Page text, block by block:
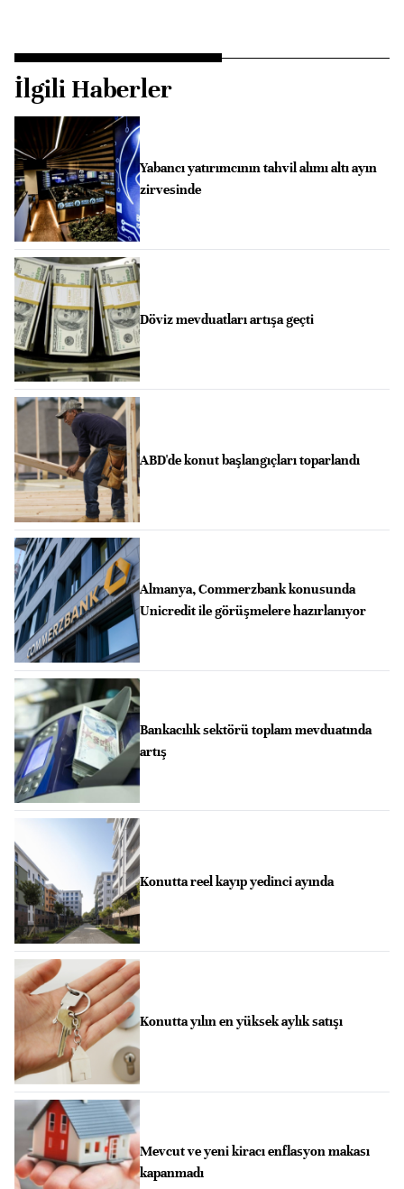
İlgili Haberler
Yabancı yatırımcının tahvil alımı altı ayın
zirvesinde
Döviz mevduatları artışa geçti
ABD'de konut başlangıçları toparlandı
Almanya, Commerzbank konusunda
Unicredit ile görüşmelere hazırlanıyor
Bankacılık sektörü toplam mevduatında
artış
Konutta reel kayıp yedinci ayında
Konutta yılın en yüksek aylık satışı
Mevcut ve yeni kiracı enflasyon makası
kapanmadı